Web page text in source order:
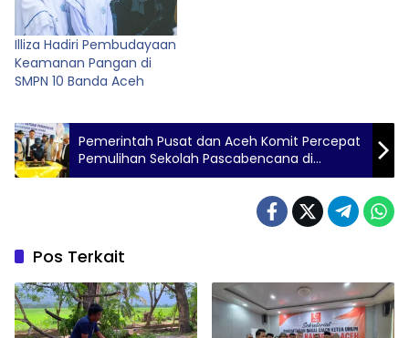
Illiza Hadiri Pembudayaan
Keamanan Pangan di
SMPN 10 Banda Aceh
Pemerintah Pusat dan Aceh Komit Percepat
Pemulihan Sekolah Pascabencana di
Wilayah Terdampak
Pos Terkait